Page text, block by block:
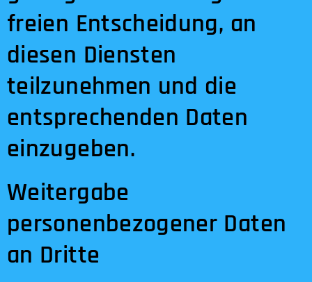
freien Entscheidung, an
diesen Diensten
teilzunehmen und die
entsprechenden Daten
einzugeben.
Weitergabe
personenbezogener Daten
an Dritte